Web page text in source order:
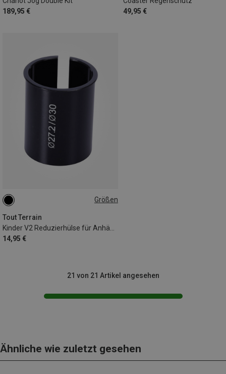
189,95 €
49,95 €
Größen
Tout Terrain
14,95 €
30,9MM
21 von 21 Artikel angesehen
Ähnliche wie zuletzt gesehen